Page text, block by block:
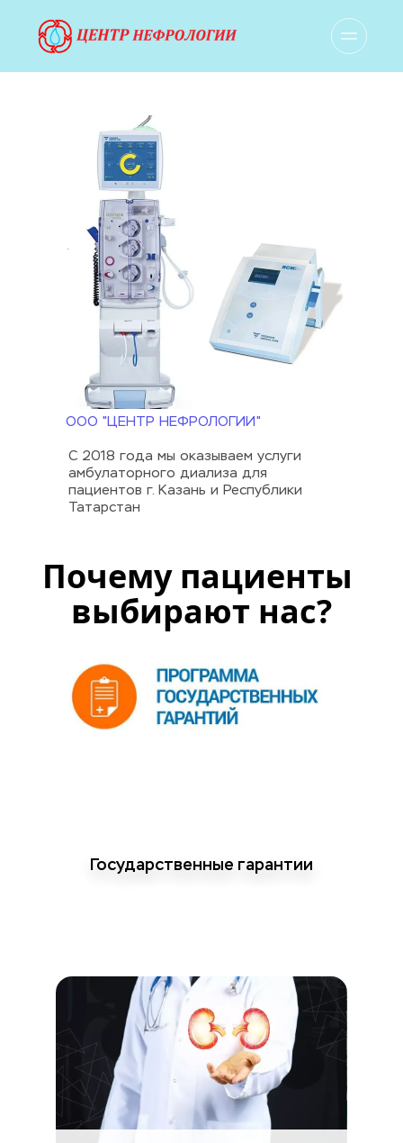
ООО "ЦЕНТР НЕФРОЛОГИИ"
С 2018 года мы оказываем услуги
амбулаторного диализа для
пациентов г. Казань и Республики
Татарстан
Почему пациенты
выбирают нас?
Государственные гарантии